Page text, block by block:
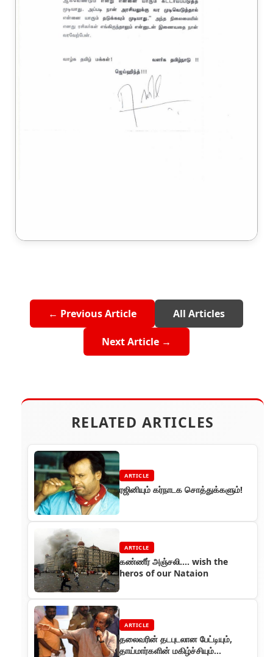
← Previous Article All Articles
Next Article →
RELATED ARTICLES
ARTICLE
ரஜினியும் கர்நாடக சொத்துக்களும்!
ARTICLE
கண்ணீர் அஞ்சலி.... wish the
heros of our Nataion
ARTICLE
தலைவரின் தடபுடலான பேட்டியும்,
தாய்மார்களின் மகிழ்ச்சியும்...